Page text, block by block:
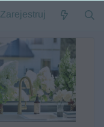
Zarejestruj